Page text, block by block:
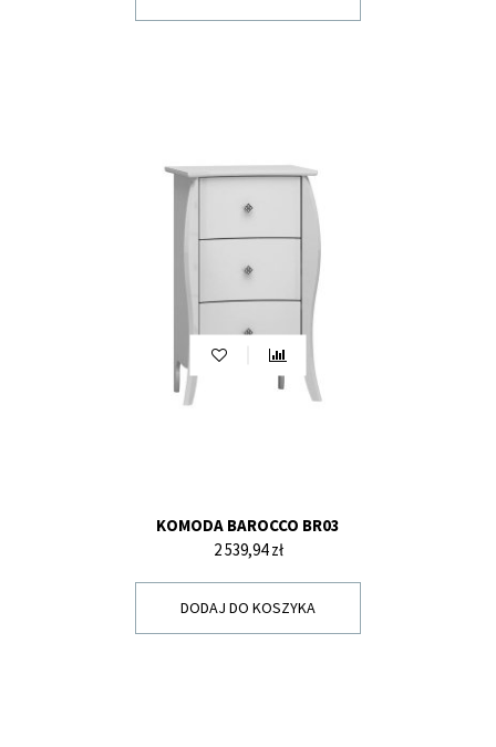
KOMODA BAROCCO BR03
Cena
2 539,94 zł
DODAJ DO KOSZYKA